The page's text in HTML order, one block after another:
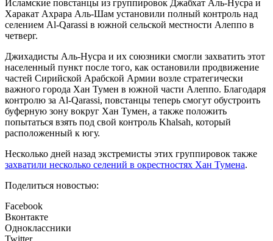
Исламские повстанцы из группировок Джабхат Аль-Нусра и
Харакат Ахрара Аль-Шам установили полный контроль над
селением Al-Qarassi в южной сельской местности Алеппо в
четверг.
Джихадисты Аль-Нусра и их союзники смогли захватить этот
населенный пункт после того, как остановили продвижение
частей Сирийской Арабской Армии возле стратегически
важного города Хан Тумен в южной части Алеппо. Благодаря
контролю за Al-Qarassi, повстанцы теперь смогут обустроить
буферную зону вокруг Хан Тумен, а также положить
попытаться взять под свой контроль Khalsah, который
расположенный к югу.
Несколько дней назад экстремисты этих группировок также
захватили несколько селений в окрестностях Хан Тумена.
Поделиться новостью:
Facebook
Вконтакте
Одноклассники